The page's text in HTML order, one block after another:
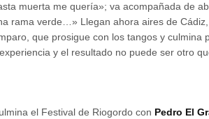
muerta me quería»; va acompañada de
rama verde…» Llegan ahora aires de
que prosigue con los tangos y
y el resultado no puede ser otro
el Festival de Riogordo con Pedro El